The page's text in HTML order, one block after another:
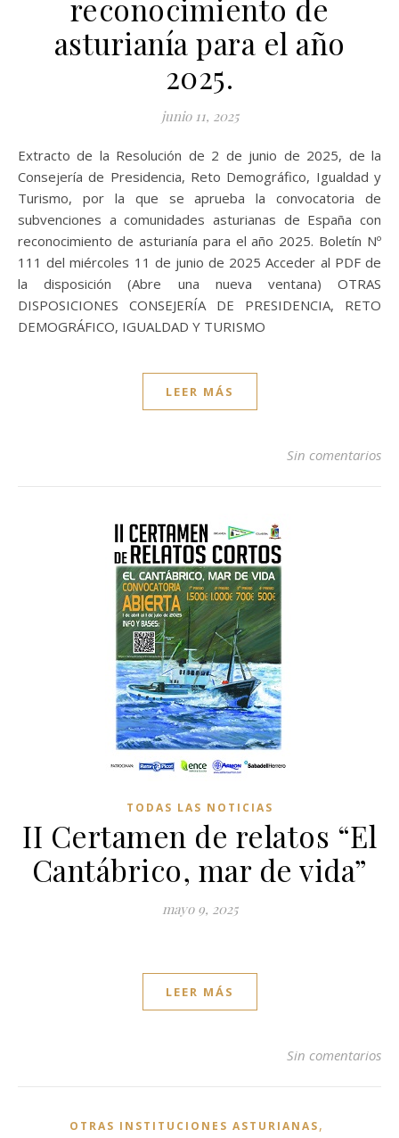
reconocimiento de
asturianía para el año
2025.
junio 11, 2025
Extracto de la Resolución de 2 de junio de 2025, de la
Consejería de Presidencia, Reto Demográfico, Igualdad y
Turismo, por la que se aprueba la convocatoria de
subvenciones a comunidades asturianas de España con
reconocimiento de asturianía para el año 2025. Boletín Nº
111 del miércoles 11 de junio de 2025 Acceder al PDF de
la disposición (Abre una nueva ventana) OTRAS
DISPOSICIONES CONSEJERÍA DE PRESIDENCIA, RETO
DEMOGRÁFICO, IGUALDAD Y TURISMO
LEER MÁS
Sin comentarios
TODAS LAS NOTICIAS
II Certamen de relatos “El
Cantábrico, mar de vida”
mayo 9, 2025
LEER MÁS
Sin comentarios
OTRAS INSTITUCIONES ASTURIANAS,